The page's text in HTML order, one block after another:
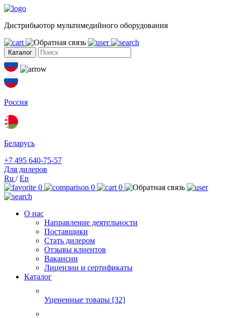
Дистрибьютор мультимедийного оборудования
Каталог
Россия
Беларусь
+7 495 640-75-57
Для дилеров
Ru /En
0
0 0
О нас
Направление деятельности
Поставщики
Стать дилером
Отзывы клиентов
Вакансии
Лицензии и сертификаты
Каталог
Уцененные товары [32]